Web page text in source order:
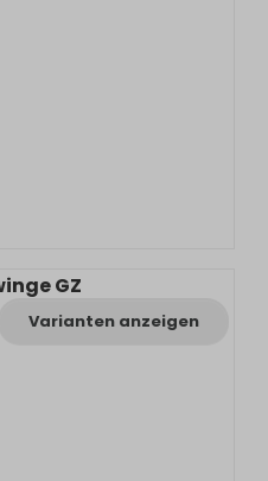
GZ
Varianten anzeigen